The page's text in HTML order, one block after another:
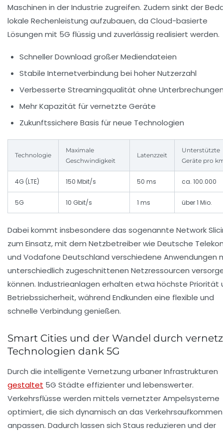
Maschinen in der Industrie zugreifen. Zudem sinkt der
lokale Rechenleistung aufzubauen, da Cloud-basierte
Lösungen mit 5G flüssig und zuverlässig realisiert werden.
Schneller Download großer Mediendateien
Stabile Internetverbindung bei hoher Nutzerzahl
Verbesserte Streamingqualität ohne
Mehr Kapazität für vernetzte Geräte
Zukunftssichere Basis für neue Technologien
Technologie
Maximale
Geschwindigkeit
Latenzzeit
Unterstützte
Geräte pro
4G (LTE) 150 Mbit/s 50 ms ca. 100.000
5G 10 Gbit/s 1 ms über 1 Mio.
Dabei kommt insbesondere das sogenannte Network
zum Einsatz, mit dem Netzbetreiber wie Deutsche
und Vodafone Deutschland verschiedene Anwendungen
unterschiedlich zugeschnittenen Netzressourcen
können. Industrieanlagen erhalten etwa höchste Priorität
Betriebssicherheit, während Endkunden eine flexible und
schnelle Verbindung genießen.
Smart Cities und der Wandel durch
Technologien dank 5G
Durch die intelligente Vernetzung urbaner Infrastrukturen
gestaltet 5G Städte effizienter und lebenswerter.
Verkehrsflüsse werden mittels vernetzter Ampelsysteme
optimiert, die sich dynamisch an das Verkehrsaufkommen
anpassen. Dadurch lassen sich Staus reduzieren und der